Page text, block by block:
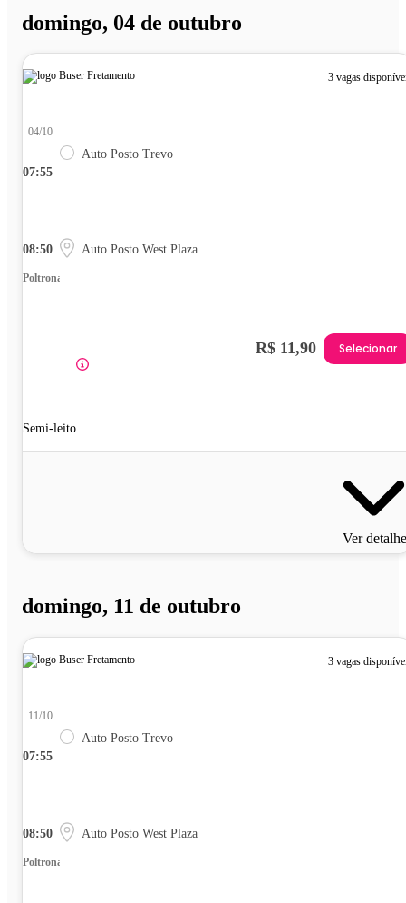
domingo, 04 de outubro
3 vagas
07:55
04/10
Auto Posto Trevo
08:50 Auto Posto West Plaza
Poltrona
Semi-leito
R$ 11,90 Selecionar
Ver
domingo, 11 de outubro
3 vagas
07:55
11/10
Auto Posto Trevo
08:50 Auto Posto West Plaza
Poltrona